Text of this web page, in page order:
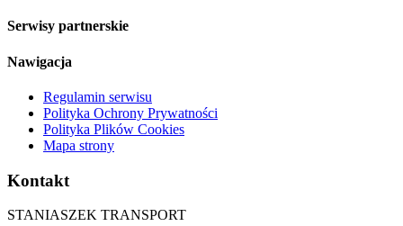
Serwisy partnerskie
Nawigacja
Regulamin serwisu
Polityka Ochrony Prywatności
Polityka Plików Cookies
Mapa strony
Kontakt
STANIASZEK TRANSPORT